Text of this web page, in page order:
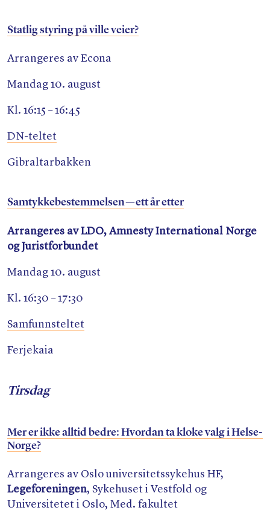
Statlig styring på ville veier?
Arrangeres av Econa
Mandag 10. august
Kl. 16:15 – 16:45
DN-teltet
Gibraltarbakken
Samtykkebestemmelsen — ett år etter
Arrangeres av LDO, Amnesty International Norge
og Juristforbundet
Mandag 10. august
Kl. 16:30 – 17:30
Samfunnsteltet
Ferjekaia
Tirsdag
Mer er ikke alltid bedre: Hvordan ta kloke valg i Helse-
Norge?
Arrangeres av Oslo universitetssykehus HF,
Legeforeningen, Sykehuset i Vestfold og
Universitetet i Oslo, Med. fakultet